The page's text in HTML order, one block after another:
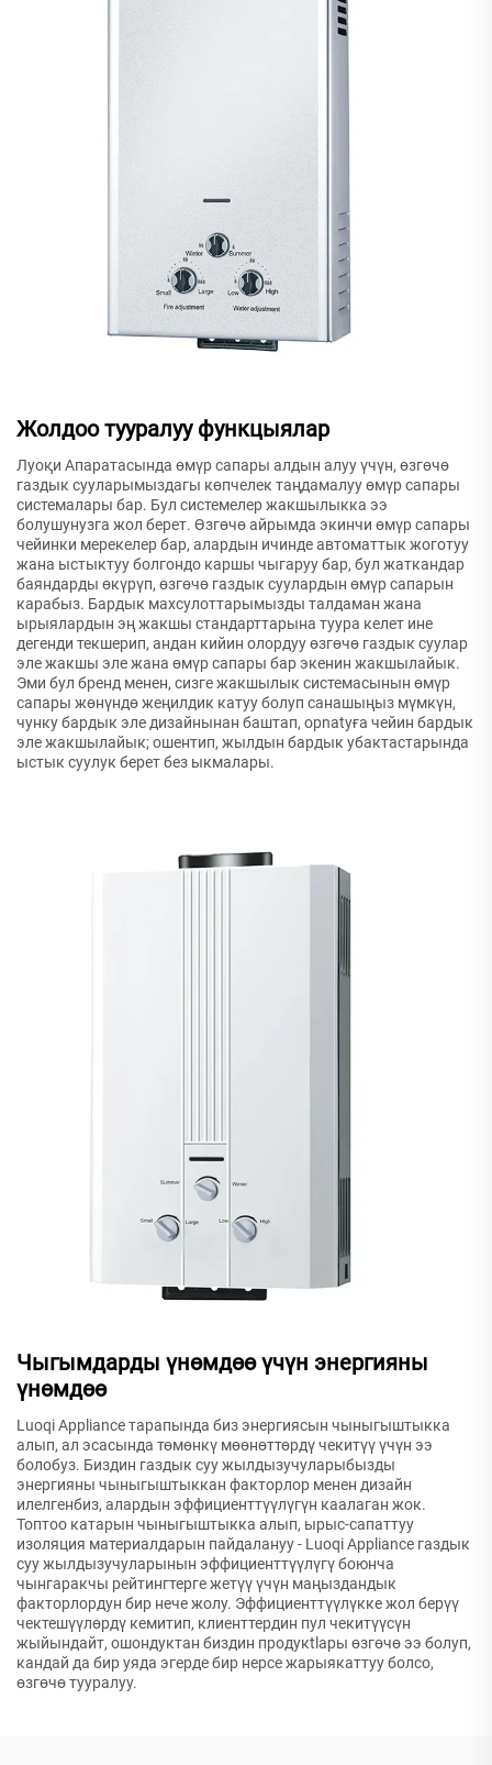
Жолдоо тууралуу функцыялар
Луоқи Апаратасында өмүр сапары алдын алуу үчүн, өзгөчө
газдык сууларымыздагы көпчелек таңдамалуу өмүр сапары
системалары бар. Бул системелер жакшылыкка ээ
болушунузга жол берет. Өзгөчө айрымда экинчи өмүр сапары
чейинки мерекелер бар, алардын ичинде автоматтык жоготуу
жана ыстыктуу болгондо каршы чыгаруу бар, бул жаткандар
баяндарды өкүрүп, өзгөчө газдык суулардын өмүр сапарын
карабыз. Бардык махсулоттарымызды талдаман жана
ырыялардын эң жакшы стандарттарына туура келет ине
дегенди текшерип, андан кийин олордуу өзгөчө газдык суулар
эле жакшы эле жана өмүр сапары бар экенин жакшылайык.
Эми бул бренд менен, сизге жакшылык системасынын өмүр
сапары жөнүндө жеңилдик катуу болуп санашыңыз мүмкүн,
чунку бардык эле дизайнынан баштап, орnatуға чейин бардык
эле жакшылайык; ошентип, жылдын бардык убактастарында
ыстык суулук берет без ыкмалары.
Чыгымдарды үнөмдөө үчүн энергияны
үнөмдөө
Luoqi Appliance тарапында биз энергиясын чыныгыштыкка
алып, ал эсасында төмөнкү мөөнөттөрдү чекитүү үчүн ээ
болобуз. Биздин газдык суу жылдызучуларыбызды
энергияны чыныгыштыккан факторлор менен дизайн
илелгенбиз, алардын эффициенттүүлүгүн каалаган жок.
Топтоо катарын чыныгыштыкка алып, ырыс-сапаттуу
изоляция материалдарын пайдалануу - Luoqi Appliance газдык
суу жылдызучуларынын эффициенттүүлүгү боюнча
чынгаракчы рейтингтерге жетүү үчүн маңыздандык
факторлордун бир нече жолу. Эффициенттүүлүкке жол берүү
чектешүүлөрдү кемитип, клиенттердин пул чекитүүсүн
жыйындайт, ошондуктан биздин продукtlары өзгөчө ээ болуп,
кандай да бир уяда эгерде бир нерсе жарыякаттуу болсо,
өзгөчө тууралуу.